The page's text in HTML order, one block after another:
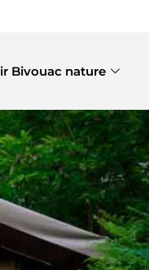
Bivouac nature